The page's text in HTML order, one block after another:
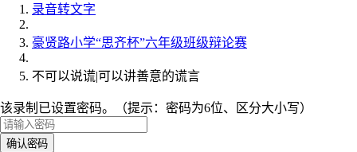
录音转文字
豪贤路小学“思齐杯”六年级班级辩论赛
不可以说谎|可以讲善意的谎言
该录制已设置密码。（提示：密码为6位、区分大小写）
确认密码